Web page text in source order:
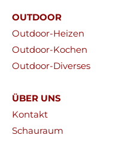
OUTDOOR
Outdoor-Heizen
Outdoor-Kochen
Outdoor-Diverses
ÜBER UNS
Kontakt
Schauraum